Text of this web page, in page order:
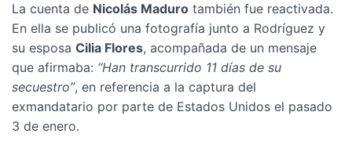
La cuenta de Nicolás Maduro también fue reactivada.
En ella se publicó una fotografía junto a Rodríguez y
su esposa Cilia Flores, acompañada de un mensaje
que afirmaba: “Han transcurrido 11 días de su
secuestro”, en referencia a la captura del
exmandatario por parte de Estados Unidos el pasado
3 de enero.